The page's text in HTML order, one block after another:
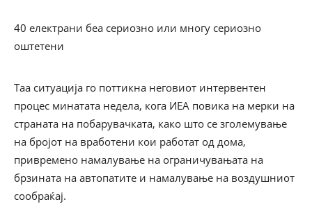
40 електрани беа сериозно или многу сериозно
оштетени
Таа ситуација го поттикна неговиот интервентен
процес минатата недела, кога ИЕА повика на мерки на
страната на побарувачката, како што се зголемување
на бројот на вработени кои работат од дома,
привремено намалување на ограничувањата на
брзината на автопатите и намалување на воздушниот
сообраќај.